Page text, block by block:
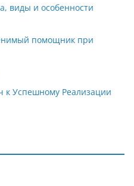
виды и особенности
помощник при
к Успешному Реализации